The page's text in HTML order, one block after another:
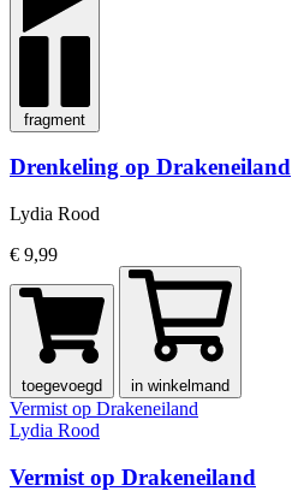
fragment
Drenkeling op Drakeneiland
Lydia Rood
€ 9,99
toegevoegd in winkelmand
Vermist op Drakeneiland
Lydia Rood
Vermist op Drakeneiland